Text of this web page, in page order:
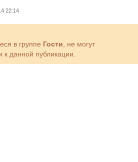
22:14
в группе Гости, не могут
к данной публикации.